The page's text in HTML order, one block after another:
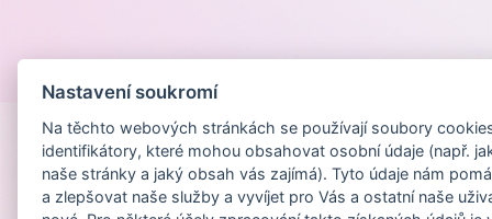
Nastavení soukromí
Na těchto webových stránkách se používají soubory
identifikátory, které mohou obsahovat osobní údaje (např.
naše stránky a jaký obsah vás zajímá). Tyto údaje nám
a zlepšovat naše služby a vyvíjet pro Vás a ostatní naše